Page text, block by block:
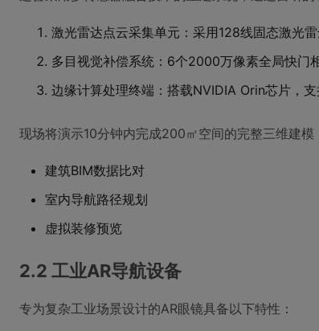
激光雷达点云采集单元：采用128线固态激光
多目视觉补偿系统：6个2000万像素全局快门
边缘计算处理终端：搭载NVIDIA Orin芯片，
现场将演示10分钟内完成200㎡空间的完整三维建模
建筑BIM数据比对
室内导航路径规划
虚拟装修预览
2.2 工业AR导航设备
专为复杂工业场景设计的AR眼镜具备以下特性：